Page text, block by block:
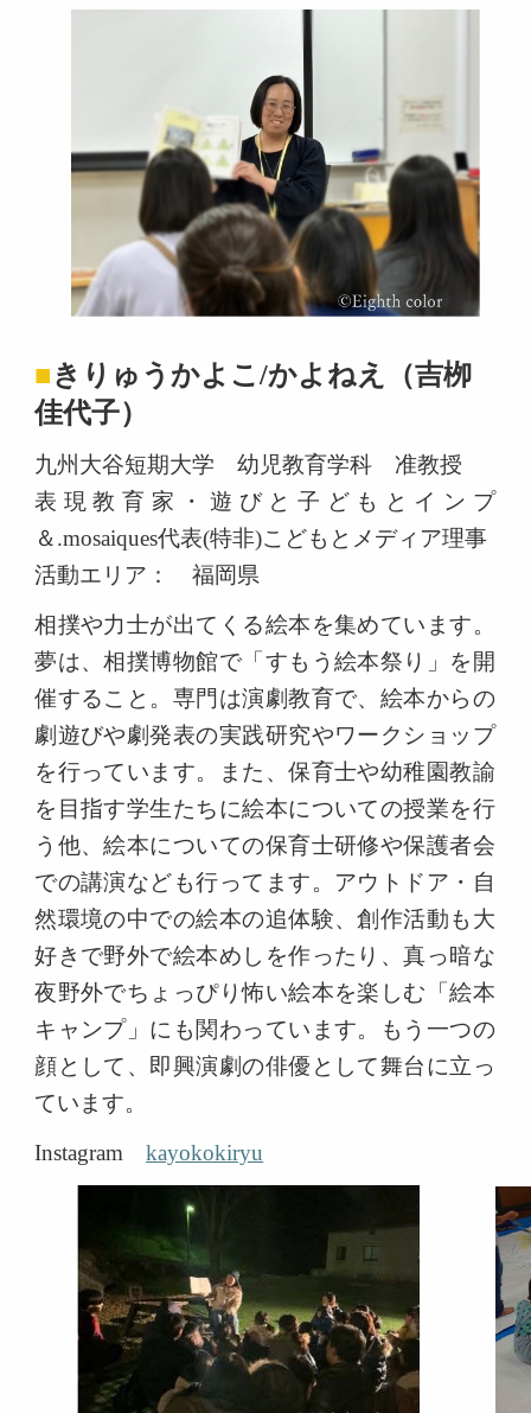
■きりゅうかよこ/かよねえ（吉栁
佳代子）
九州大谷短期大学 幼児教育学科 准教授
表現教育家・遊びと子どもとインプ
＆.mosaiques代表(特非)こどもとメディア理事
活動エリア： 福岡県
相撲や力士が出てくる絵本を集めています。
夢は、相撲博物館で「すもう絵本祭り」を開
催すること。専門は演劇教育で、絵本からの
劇遊びや劇発表の実践研究やワークショップ
を行っています。また、保育士や幼稚園教諭
を目指す学生たちに絵本についての授業を行
う他、絵本についての保育士研修や保護者会
での講演なども行ってます。アウトドア・自
然環境の中での絵本の追体験、創作活動も大
好きで野外で絵本めしを作ったり、真っ暗な
夜野外でちょっぴり怖い絵本を楽しむ「絵本
キャンプ」にも関わっています。もう一つの
顔として、即興演劇の俳優として舞台に立っ
ています。
Instagramkayokokiryu